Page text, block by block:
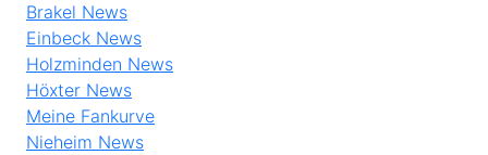
Brakel News
Einbeck News
Holzminden News
Höxter News
Meine Fankurve
Nieheim News